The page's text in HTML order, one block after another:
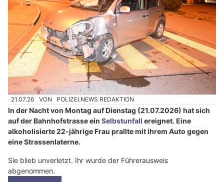
21.07.26 VON POLIZEI.NEWS REDAKTION
In der Nacht von Montag auf Dienstag (21.07.2026) hat sich
auf der Bahnhofstrasse ein Selbstunfall ereignet. Eine
alkoholisierte 22-jährige Frau prallte mit ihrem Auto gegen
eine Strassenlaterne.
Sie blieb unverletzt. Ihr wurde der Führerausweis
abgenommen.